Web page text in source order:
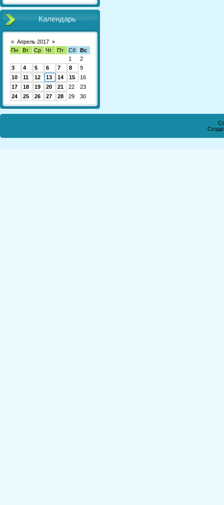
Календарь
« Апрель 2017 »
Пн
Вт Ср Чт Пт Сб
Вс
1
2
3
4 5 6 7 8
9
10
11 12 13 14 15
16
17
18 19 20 21 22
23
24
25 26 27 28 29 30